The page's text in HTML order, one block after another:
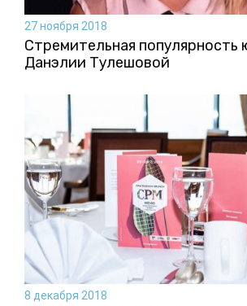
27 ноября 2018
Стремительная популярность
Данэлии Тулешовой
8 декабря 2018